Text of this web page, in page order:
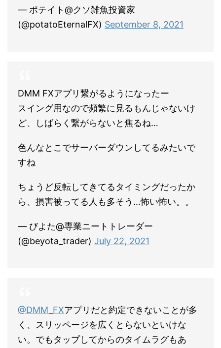
— ポテイト@クソ雑魚投資家
(@potatoEternalFX) September 8, 2021
DMM FXアプリ繋がるようになったー
スイング用なので頻繁に見るもんじゃないけ
ど、しばらく繋がらないと焦るね…
色んなとこでサーバーダウンしてるみたいで
すね
ちょうど反転してきてるタイミングだったか
ら、損害被ってる人も多そう…怖い怖い。。
— びよた@専業ニートトレーダー
(@beyota_trader) July 22, 2021
@DMM_FXアプリだと約定できないことが多
く、スリッページを広くとらないといけな
い。でもタップしてからのタイムラグもあ